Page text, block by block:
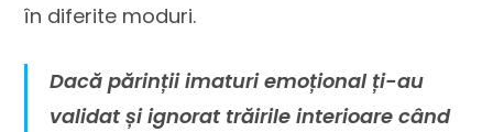
în diferite moduri.
Dacă părinții imaturi emoțional ți-au
validat și ignorat trăirile interioare când